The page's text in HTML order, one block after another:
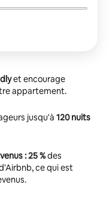
et encourage
appartement.
jusqu'à 120 nuits
: 25 %des
ce qui est